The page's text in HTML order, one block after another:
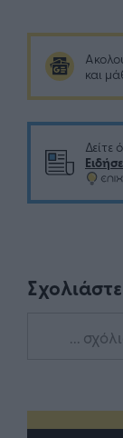
και
Δείτε
Σχολιάστε
...